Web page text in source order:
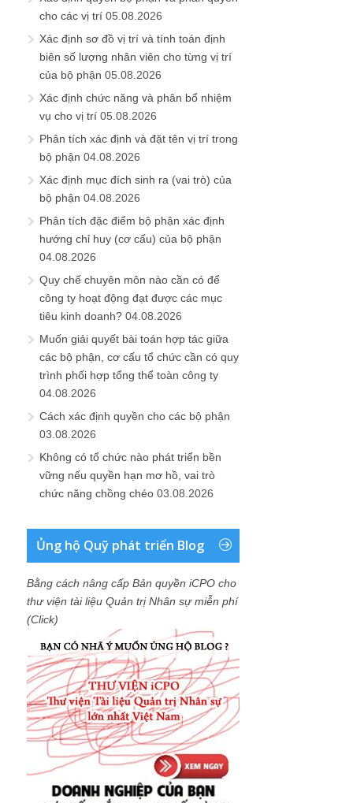
cho các vị trí 05.08.2026
Xác định sơ đồ vị trí và tính toán định
biên số lượng nhân viên cho từng vị trí
của bộ phận 05.08.2026
Xác định chức năng và phân bổ nhiệm
vụ cho vị trí 05.08.2026
Phân tích xác định và đặt tên vị trí trong
bộ phận 04.08.2026
Xác định mục đích sinh ra (vai trò) của
bộ phận 04.08.2026
Phân tích đặc điểm bộ phận xác định
hướng chỉ huy (cơ cấu) của bộ phận
04.08.2026
Quy chế chuyên môn nào cần có để
công ty hoạt động đạt được các mục
tiêu kinh doanh? 04.08.2026
Muốn giải quyết bài toán hợp tác giữa
các bộ phận, cơ cấu tổ chức cần có quy
trình phối hợp tổng thể toàn công ty
04.08.2026
Cách xác định quyền cho các bộ phận
03.08.2026
Không có tổ chức nào phát triển bền
vững nếu quyền hạn mơ hồ, vai trò
chức năng chồng chéo 03.08.2026
Ủng hộ Quỹ phát triển Blog
Bằng cách nâng cấp Bản quyền iCPO cho
thư viện tài liệu Quản trị Nhân sự miễn phí
(Click)